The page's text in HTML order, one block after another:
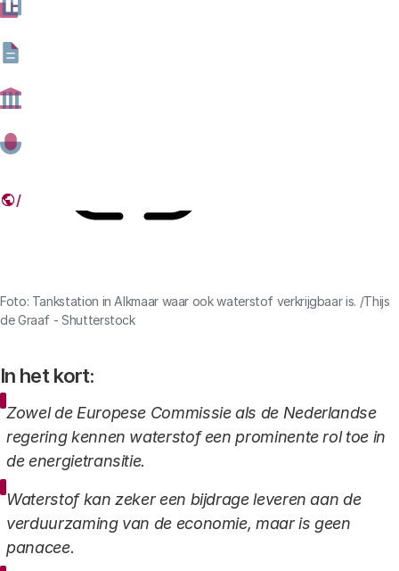
waterstof nodig is.
Foto: Tankstation in Alkmaar waar ook waterstof verkrijgbaar is. /Thijs
de Graaf - Shutterstock
In het kort:
Zowel de Europese Commissie als de Nederlandse
regering kennen waterstof een prominente rol toe in
de energietransitie.
Waterstof kan zeker een bijdrage leveren aan de
verduurzaming van de economie, maar is geen
panacee.